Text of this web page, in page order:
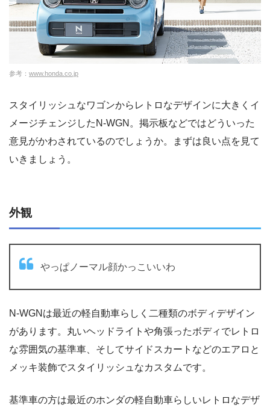
参考： www.honda.co.jp
スタイリッシュなワゴンからレトロなデザインに大きくイ
メージチェンジしたN-WGN。掲示板などではどういった
意見がかわされているのでしょうか。まずは良い点を見て
いきましょう。
外観
やっぱノーマル顔かっこいいわ
N-WGNは最近の軽自動車らしく二種類のボディデザイン
があります。丸いヘッドライトや角張ったボディでレトロ
な雰囲気の基準車、そしてサイドスカートなどのエアロと
メッキ装飾でスタイリッシュなカスタムです。
基準車の方は最近のホンダの軽自動車らしいレトロなデザ